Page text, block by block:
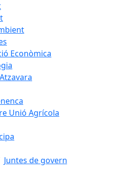
Econòmica
Unió Agrícola
Juntes de govern